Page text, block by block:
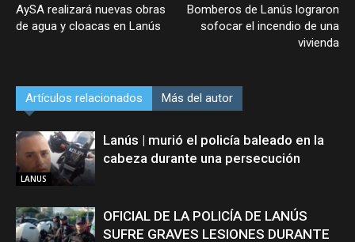
AySA realizará nuevas obras
de agua y cloacas en Lanús
Bomberos de Lanús lograron
sofocar el incendio de una
vivienda
Artículos relacionados Más del autor
LANUS
Lanús | murió el policía baleado en la
cabeza durante una persecución
OFICIAL DE LA POLICÍA DE LANÚS
SUFRE GRAVES LESIONES DURANTE